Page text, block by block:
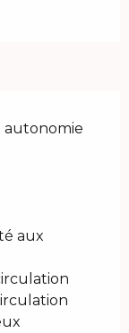
autonomie
aux